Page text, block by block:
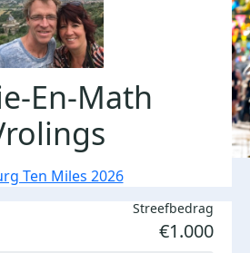
En-Math
Ten Miles 2026
Streefbedrag
€1.000